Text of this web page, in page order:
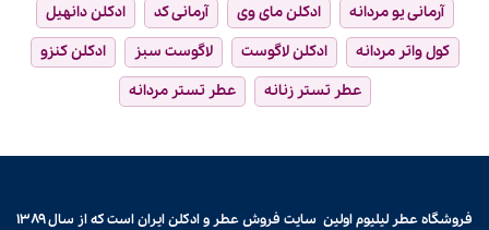
آرمانی یو مردانه
ادکلن مای وی آرمانی کد
ادکلن دانهیل
کول واتر مردانه
ادکلن لاگوست لاگوست سبز
ادکلن کنزو
عطر تستر زنانه
عطر تستر مردانه
فروشگاه عطر لیلیوم اولین سایت فروشعطر و ادکلن
ایران است که از سال ۱۳۸۹